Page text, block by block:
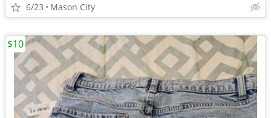
6/23 Mason City
$10